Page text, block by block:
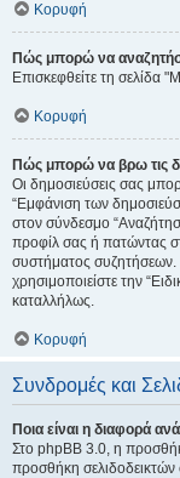
Κορυφή
Πώς μπορώ να
Επισκεφθείτε τη σελίδα
Κορυφή
Πώς μπορώ να βρω τις
Οι δημοσιεύσεις σας
“Εμφάνιση των
στον σύνδεσμο
προφίλ σας ή πατώντας
συστήματος συζητήσεων.
χρησιμοποιείστε την
καταλλήλως.
Κορυφή
Συνδρομές και
Ποια είναι η διαφορά
Στο phpBB 3.0, η
προσθήκη